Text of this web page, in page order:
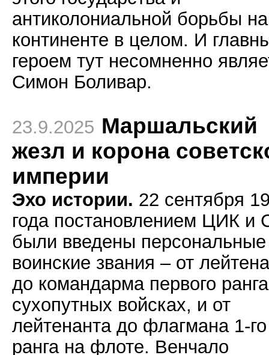
антиколониальной борьбы на
континенте в целом. И
героем тут несомненно
Симон Боливар.
23.9.2025 Маршальский
жезл и корона
империи
Эхо истории. 22 сентября
года постановлением ЦИК и
были введены персональные
воинские звания – от
до командарма первого
сухопутных войсках, и от
лейтенанта до флагмана 1-го
ранга на флоте. Венчало